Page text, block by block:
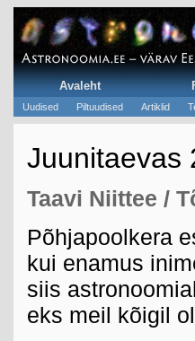
Avaleht
Uudised Piltuudised Artiklid
Juunitaevas
Taavi Niittee /
Põhjapoolkera
kui enamus
siis
eks meil kõigil